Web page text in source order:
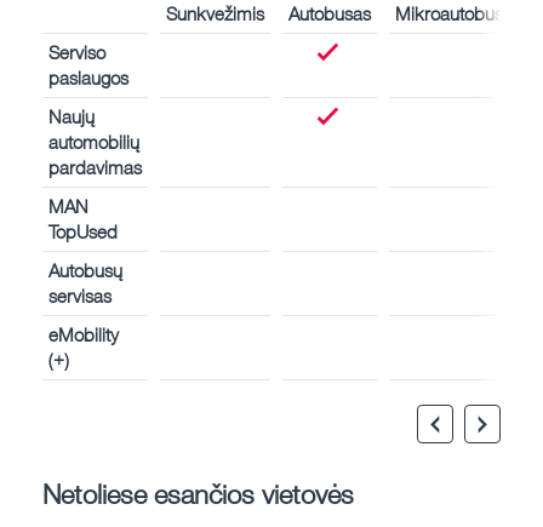
Sunkvežimis Autobusas
Mikroautobusas
Serviso
paslaugos
Naujų
automobilių
pardavimas
MAN
TopUsed
Autobusų
servisas
eMobility
(+)
Netoliese esančios vietovės